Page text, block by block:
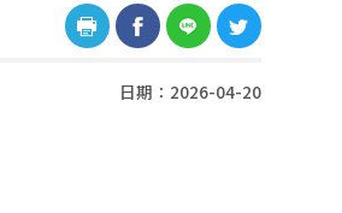
日期：2026-04-20